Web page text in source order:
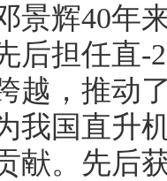
景辉40年
后担任直-
越，推动
我国直升
献。先后